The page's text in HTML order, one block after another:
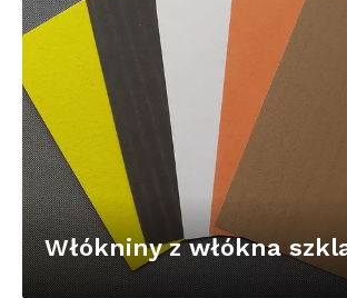
Włókniny z włókna